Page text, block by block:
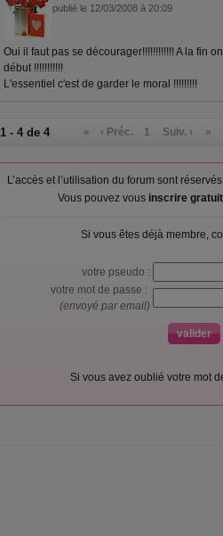
publié le 12/03/2008 à 20:09
Oui il faut pas se décourager!!!!!!!!!!!! A la fin
début !!!!!!!!!!!
L'essentiel c'est de garder le moral !!!!!!!!!
1 - 4 de 4 « ‹ Préc. 1 Suiv. › »
L’accès et l’utilisation du forum sont
Vous pouvez vous inscrire
Si vous êtes déjà membre,
votre pseudo :
votre mot de passe :
(envoyé par email)
Si vous avez oublié votre mot